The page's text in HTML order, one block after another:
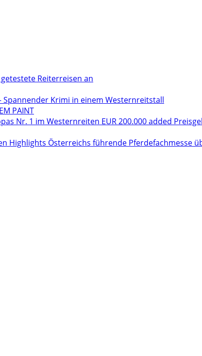
Reiterreisen an
– Spannender Krimi in einem Westernreitstall
PAINT
Nr. 1 im Westernreiten EUR 200.000 added
Highlights Österreichs führende Pferdefachmesse